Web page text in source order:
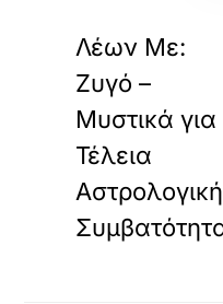
Λέων Με:
Ζυγό –
Μυστικά για
Τέλεια
Αστρολογική